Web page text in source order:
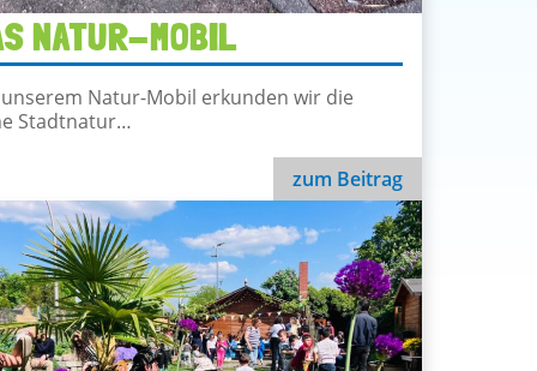
NATUR-MOBIL
Natur-Mobil erkunden wir die
Stadtnatur…
zum Beitrag